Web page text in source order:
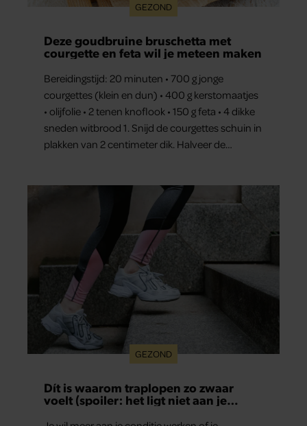
GEZOND
Deze goudbruine bruschetta met
courgette en feta wil je meteen maken
Bereidingstijd: 20 minuten • 700 g jonge
courgettes (klein en dun) • 400 g kerstomaatjes
• olijfolie • 2 tenen knoflook • 150 g feta • 4 dikke
sneden witbrood 1. Snijd de courgettes schuin in
plakken van 2 centimeter dik. Halveer de
GEZOND
Dít is waarom traplopen zo zwaar
voelt (spoiler: het ligt niet aan je